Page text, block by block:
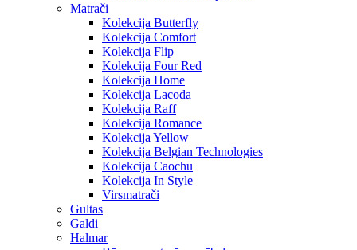
Matrači
Kolekcija Butterfly
Kolekcija Comfort
Kolekcija Flip
Kolekcija Four Red
Kolekcija Home
Kolekcija Lacoda
Kolekcija Raff
Kolekcija Romance
Kolekcija Yellow
Kolekcija Belgian Technologies
Kolekcija Caochu
Kolekcija In Style
Virsmatrači
Gultas
Galdi
Halmar